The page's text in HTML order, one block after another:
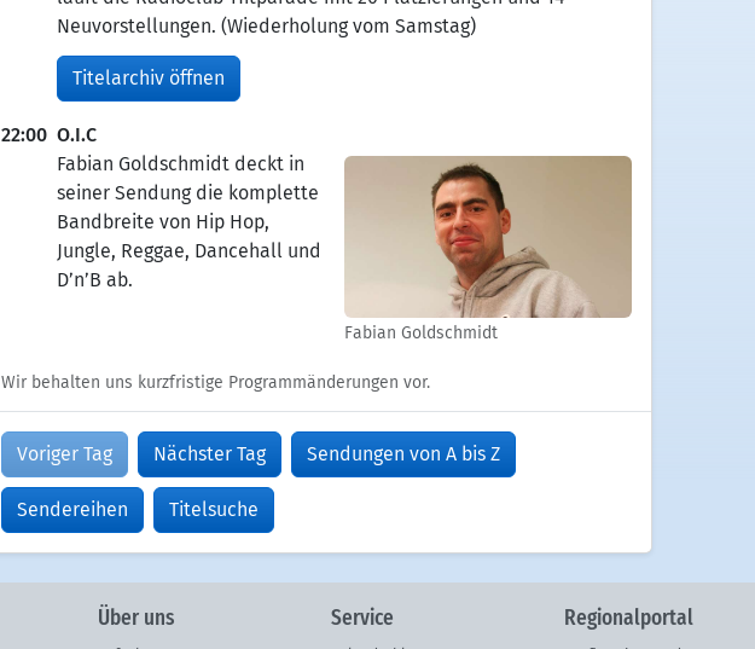
Neuvorstellungen. (Wiederholung vom Samstag)
Titelarchiv öffnen
22:00 O.I.C
Fabian Goldschmidt
Fabian Goldschmidt deckt in
seiner Sendung die komplette
Bandbreite von Hip Hop,
Jungle, Reggae, Dancehall und
D’n’B ab.
Wir behalten uns kurzfristige Programmänderungen vor.
Voriger Tag Nächster Tag Sendungen von A bis Z
Sendereihen Titelsuche
Über uns Service Regionalportal